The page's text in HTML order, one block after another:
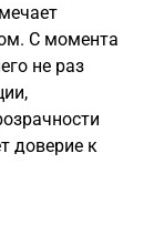
С момента
не раз
доверие к